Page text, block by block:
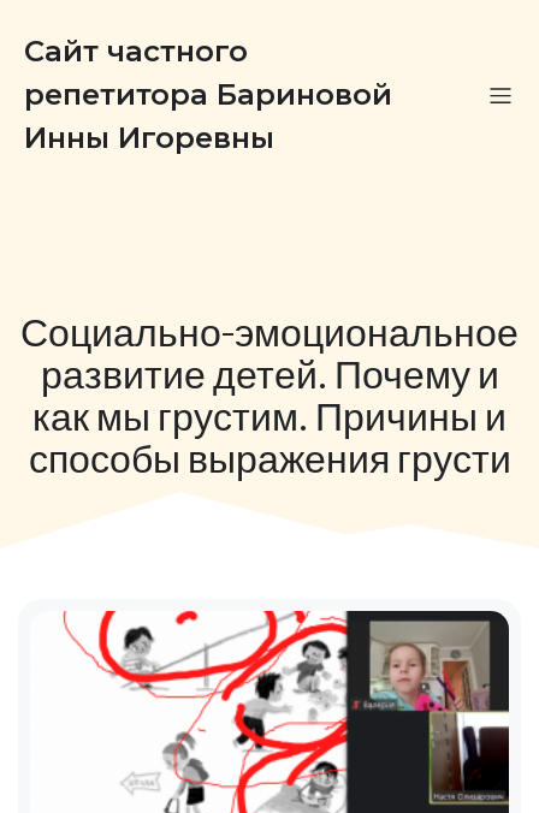
Сайт частного
репетитора Бариновой
Инны Игоревны
Социально-эмоциональное
развитие детей. Почему и
как мы грустим. Причины и
способы выражения грусти